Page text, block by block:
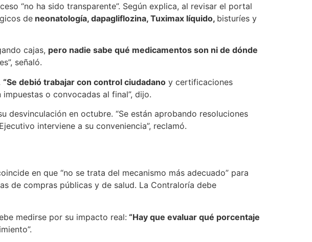
“no ha sido transparente”. Según explica, al revisar el portal
de neonatología, dapagliflozina, Tuximax líquido, bisturíes y
cajas, pero nadie sabe qué medicamentos son ni de dónde
señaló.
“Se debió trabajar con control ciudadano y certificaciones
o convocadas al final”, dijo.
desvinculación en octubre. “Se están aprobando resoluciones
interviene a su conveniencia”, reclamó.
en que “no se trata del mecanismo más adecuado” para
de compras públicas y de salud. La Contraloría debe
medirse por su impacto real: “Hay que evaluar qué porcentaje